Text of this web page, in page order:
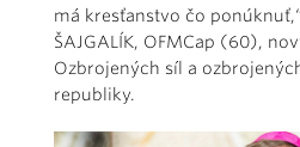
má kresťanstvo čo
ŠAJGALÍK, OFMCap (60),
Ozbrojených síl a
republiky.